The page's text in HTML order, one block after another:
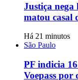
Justiça nega
matou casal
Há 21 minutos
São Paulo
PF indicia
Voepass por